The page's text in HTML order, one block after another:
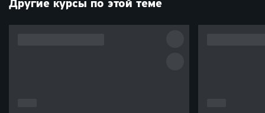
Другие курсы по этой теме